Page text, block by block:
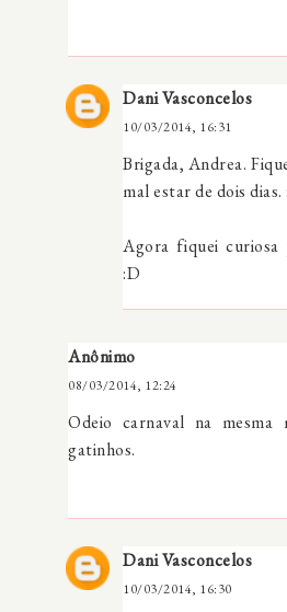
Dani Vasconcelos
10/03/2014, 16:31
Brigada, Andrea.
mal estar de dois dias.
Agora fiquei curiosa
:D
Anônimo
08/03/2014, 12:24
Odeio carnaval na mesma
gatinhos.
Dani Vasconcelos
10/03/2014, 16:30